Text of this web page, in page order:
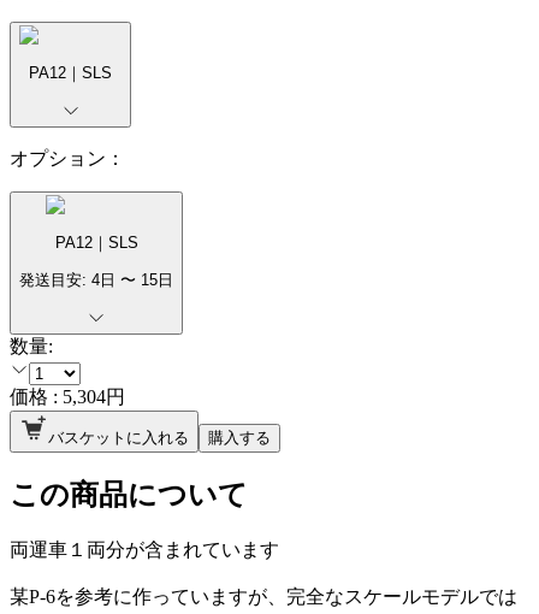
PA12｜SLS
オプション：
PA12｜SLS
発送目安: 4 日 〜 15 日
数量:
価格 : 5,304円
バスケットに入れる 購入する
この商品について
両運車１両分が含まれています
某P-6を参考に作っていますが、完全なスケールモデルでは